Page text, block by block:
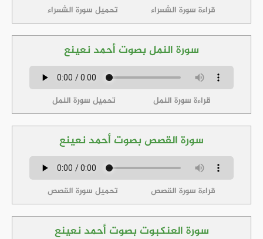
قراءة سورة الشعراء تحميل سورة الشعراء
سورة النمل بصوت أحمد نعينع
قراءة سورة النمل تحميل سورة النمل
سورة القصص بصوت أحمد نعينع
قراءة سورة القصص تحميل سورة القصص
سورة العنكبوت بصوت أحمد نعينع